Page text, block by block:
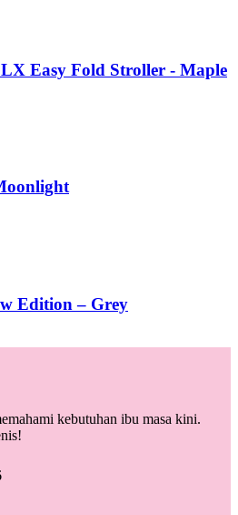
Easy Fold Stroller - Maple
Edition – Grey
kebutuhan ibu masa kini.